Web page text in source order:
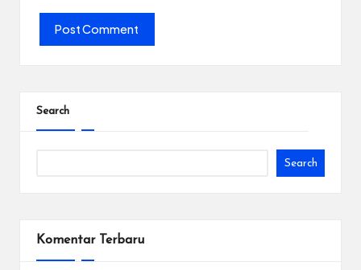
Search
Search
Komentar Terbaru